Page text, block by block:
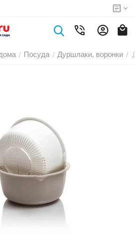
/ Посуда / Дуршлаки, воронки /